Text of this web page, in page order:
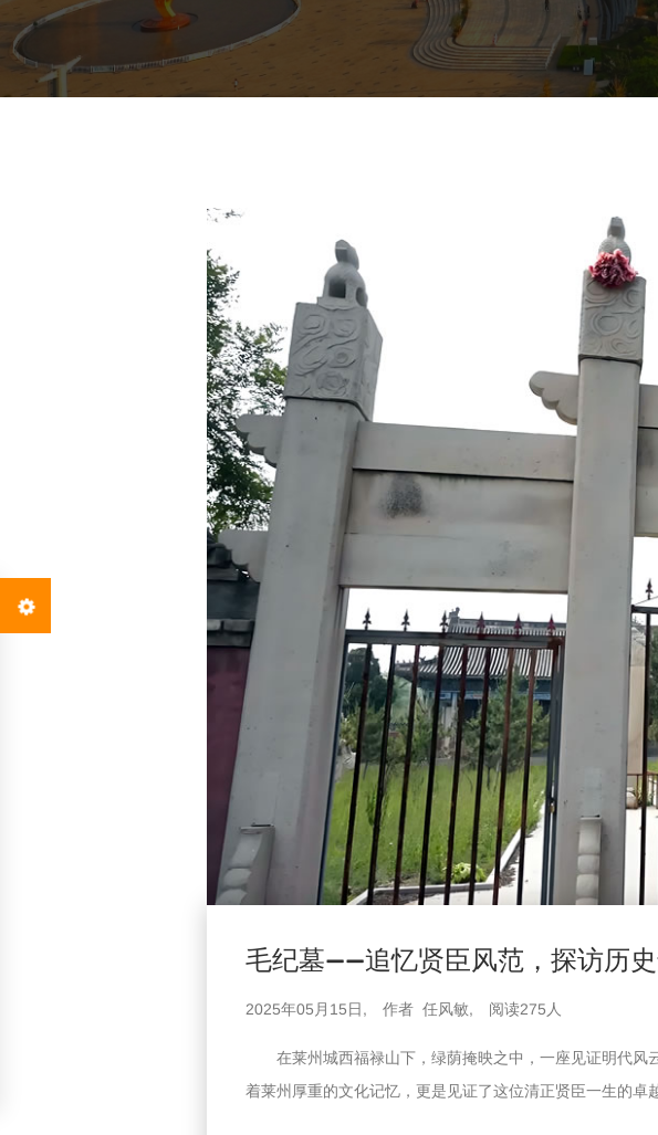
毛纪墓——追忆贤臣风范，探访历
2025年05月15日, 作者 任风敏, 阅读275 人
在莱州城西福禄山下，绿荫掩映之中，一座见证明代
着莱州厚重的文化记忆，更是见证了这位清正贤臣一生的卓